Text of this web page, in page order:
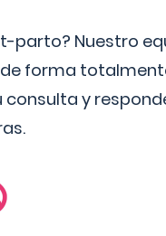
parto? Nuestro
forma
y